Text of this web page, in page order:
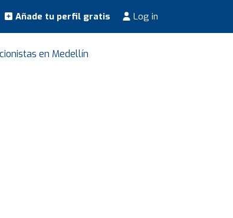
Añade tu perfil gratis Log in
en Medellín